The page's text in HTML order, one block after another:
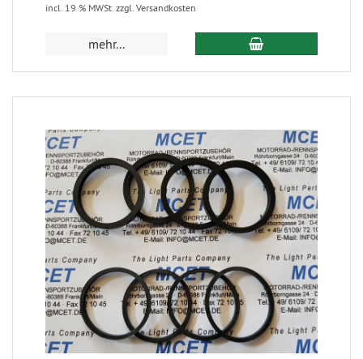
incl. 19 % MWSt. zzgl. Versandkosten
mehr...